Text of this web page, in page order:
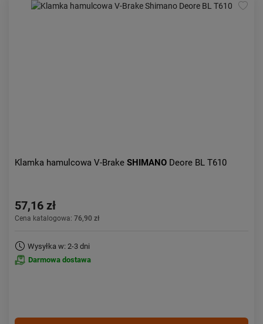
Klamka hamulcowa V-Brake SHIMANO Deore BL T610
57,16 zł
Cena katalogowa: 76,90 zł
Wysyłka w: 2-3 dni
Darmowa dostawa